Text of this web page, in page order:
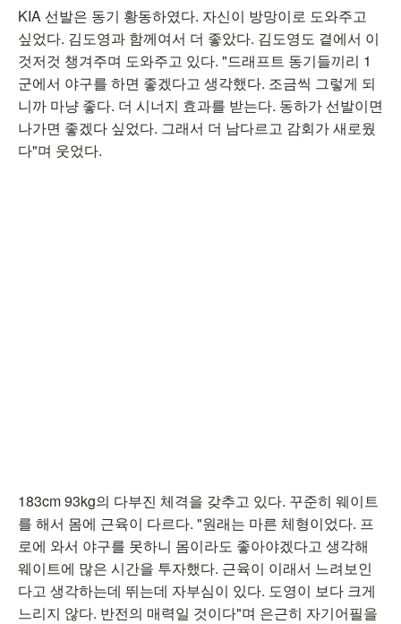
KIA 선발은 동기 황동하였다. 자신이 방망이로 도와주고
싶었다. 김도영과 함께여서 더 좋았다. 김도영도 곁에서 이
것저것 챙겨주며 도와주고 있다. "드래프트 동기들끼리 1
군에서 야구를 하면 좋겠다고 생각했다. 조금씩 그렇게 되
니까 마냥 좋다. 더 시너지 효과를 받는다. 동하가 선발이면
나가면 좋겠다 싶었다. 그래서 더 남다르고 감회가 새로웠
다"며 웃었다.
183cm 93kg의 다부진 체격을 갖추고 있다. 꾸준히 웨이트
를 해서 몸에 근육이 다르다. "원래는 마른 체형이었다. 프
로에 와서 야구를 못하니 몸이라도 좋아야겠다고 생각해
웨이트에 많은 시간을 투자했다. 근육이 이래서 느려보인
다고 생각하는데 뛰는데 자부심이 있다. 도영이 보다 크게
느리지 않다. 반전의 매력일 것이다"며 은근히 자기어필을